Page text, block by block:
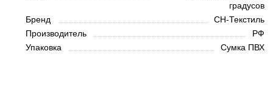
градусов
Бренд
СН-Текстиль
Производитель
РФ
Упаковка
Сумка ПВХ